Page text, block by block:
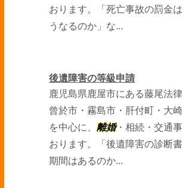
おります。「死亡事故の罰金
うなるのか」な...
後遺障害の等級申請
鹿児島県鹿屋市にある藤尾法
曾於市・霧島市・肝付町・大
を中心に、 離婚・相続・交通
おります。「後遺障害の診断
期間はあるのか...